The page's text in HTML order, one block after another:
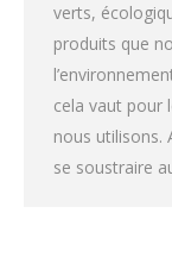
verts,
produits que
cela vaut pour
nous utilisons.
se soustraire